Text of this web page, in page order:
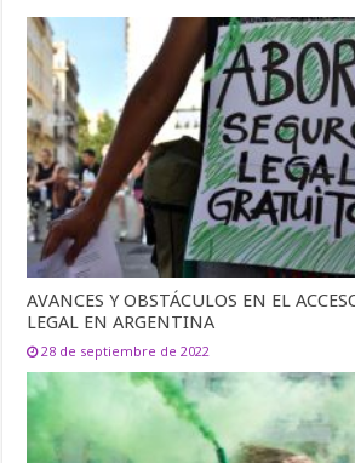
AVANCES Y OBSTÁCULOS EN EL
LEGAL EN ARGENTINA
28 de septiembre de 2022